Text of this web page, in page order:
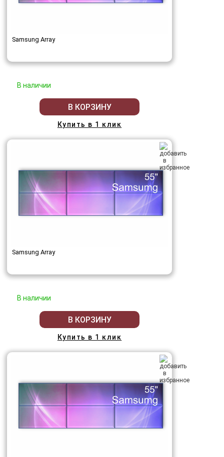
Samsung Array
В наличии
В КОРЗИНУ
Купить в 1 клик
Samsung Array
В наличии
В КОРЗИНУ
Купить в 1 клик